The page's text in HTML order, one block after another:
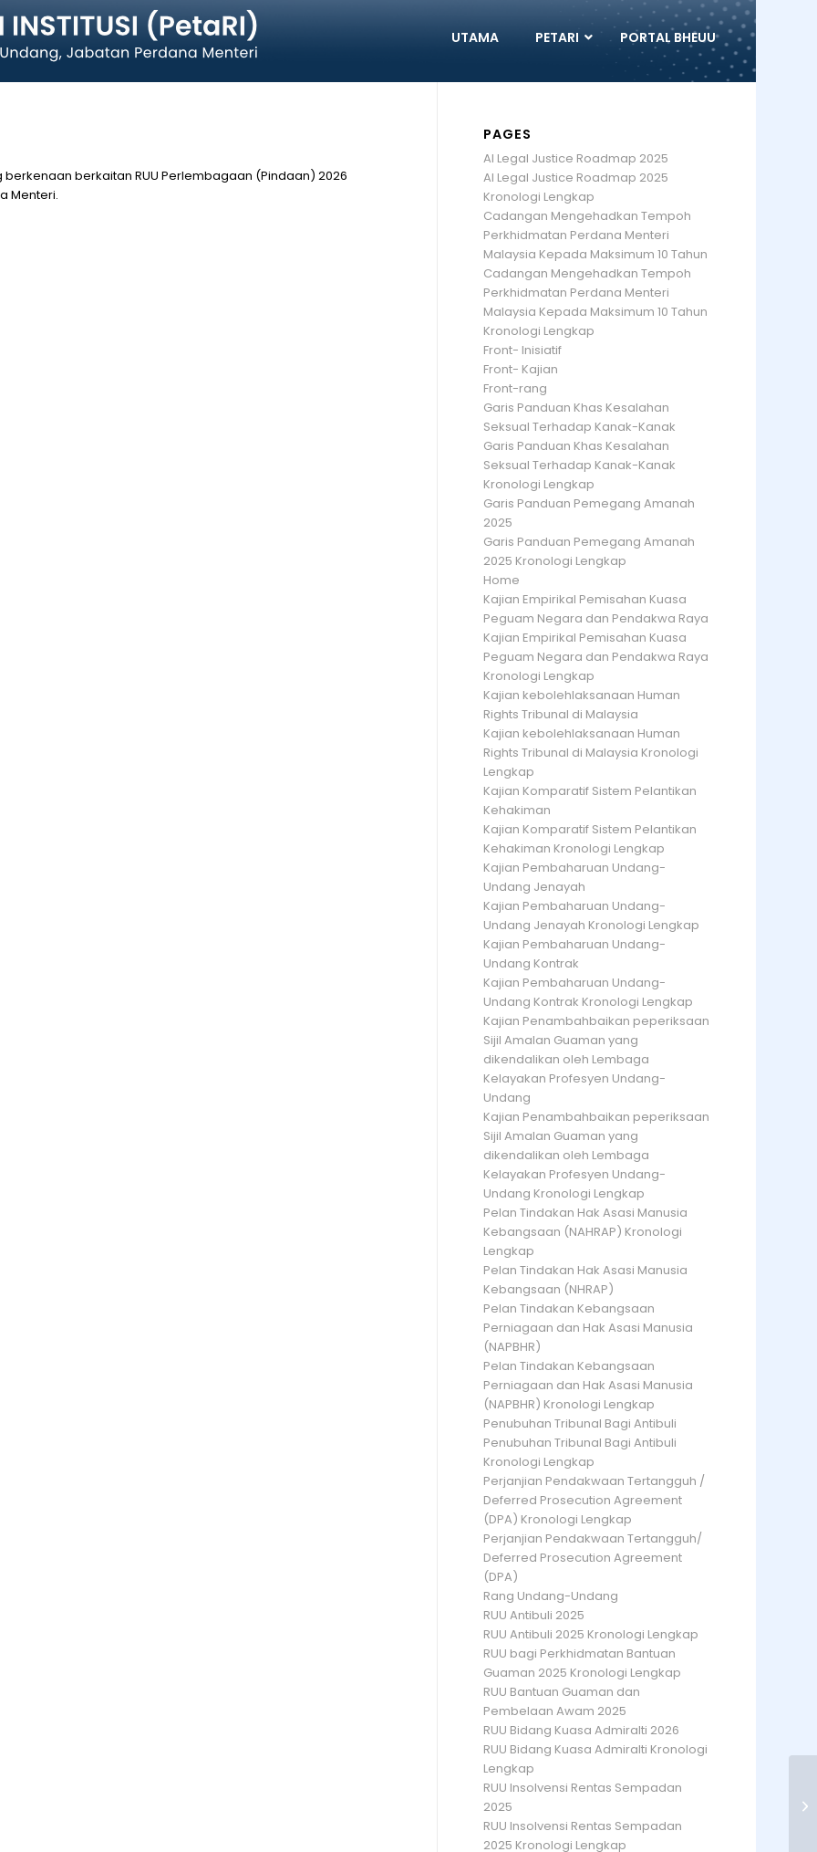
UTAMA PETARI PORTAL BHEUU
berkaitan RUU Perlembagaan (Pindaan) 2026
Menteri.
PAGES
AI Legal Justice Roadmap 2025
AI Legal Justice Roadmap 2025
Kronologi Lengkap
Cadangan Mengehadkan Tempoh
Perkhidmatan Perdana Menteri
Malaysia Kepada Maksimum 10 Tahun
Cadangan Mengehadkan Tempoh
Perkhidmatan Perdana Menteri
Malaysia Kepada Maksimum 10 Tahun
Kronologi Lengkap
Front- Inisiatif
Front- Kajian
Front-rang
Garis Panduan Khas Kesalahan
Seksual Terhadap Kanak-Kanak
Garis Panduan Khas Kesalahan
Seksual Terhadap Kanak-Kanak
Kronologi Lengkap
Garis Panduan Pemegang Amanah
2025
Garis Panduan Pemegang Amanah
2025 Kronologi Lengkap
Home
Kajian Empirikal Pemisahan Kuasa
Peguam Negara dan Pendakwa Raya
Kajian Empirikal Pemisahan Kuasa
Peguam Negara dan Pendakwa Raya
Kronologi Lengkap
Kajian kebolehlaksanaan Human
Rights Tribunal di Malaysia
Kajian kebolehlaksanaan Human
Rights Tribunal di Malaysia Kronologi
Lengkap
Kajian Komparatif Sistem Pelantikan
Kehakiman
Kajian Komparatif Sistem Pelantikan
Kehakiman Kronologi Lengkap
Kajian Pembaharuan Undang-
Undang Jenayah
Kajian Pembaharuan Undang-
Undang Jenayah Kronologi Lengkap
Kajian Pembaharuan Undang-
Undang Kontrak
Kajian Pembaharuan Undang-
Undang Kontrak Kronologi Lengkap
Kajian Penambahbaikan peperiksaan
Sijil Amalan Guaman yang
dikendalikan oleh Lembaga
Kelayakan Profesyen Undang-
Undang
Kajian Penambahbaikan peperiksaan
Sijil Amalan Guaman yang
dikendalikan oleh Lembaga
Kelayakan Profesyen Undang-
Undang Kronologi Lengkap
Pelan Tindakan Hak Asasi Manusia
Kebangsaan (NAHRAP) Kronologi
Lengkap
Pelan Tindakan Hak Asasi Manusia
Kebangsaan (NHRAP)
Pelan Tindakan Kebangsaan
Perniagaan dan Hak Asasi Manusia
(NAPBHR)
Pelan Tindakan Kebangsaan
Perniagaan dan Hak Asasi Manusia
(NAPBHR) Kronologi Lengkap
Penubuhan Tribunal Bagi Antibuli
Penubuhan Tribunal Bagi Antibuli
Kronologi Lengkap
Perjanjian Pendakwaan Tertangguh /
Deferred Prosecution Agreement
(DPA) Kronologi Lengkap
Perjanjian Pendakwaan Tertangguh/
Deferred Prosecution Agreement
(DPA)
Rang Undang-Undang
RUU Antibuli 2025
RUU Antibuli 2025 Kronologi Lengkap
RUU bagi Perkhidmatan Bantuan
Guaman 2025 Kronologi Lengkap
RUU Bantuan Guaman dan
Pembelaan Awam 2025
RUU Bidang Kuasa Admiralti 2026
RUU Bidang Kuasa Admiralti Kronologi
Lengkap
RUU Insolvensi Rentas Sempadan
2025
RUU Insolvensi Rentas Sempadan
2025 Kronologi Lengkap